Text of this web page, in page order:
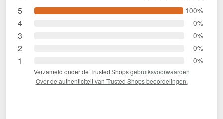
5 100%
4 0%
3 0%
2 0%
1 0%
Verzameld onder de Trusted Shopsgebruiksvoorwaarden
Over de authenticiteit van Trusted Shops beoordelingen.